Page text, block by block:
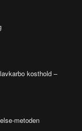
kosthold –
metoden